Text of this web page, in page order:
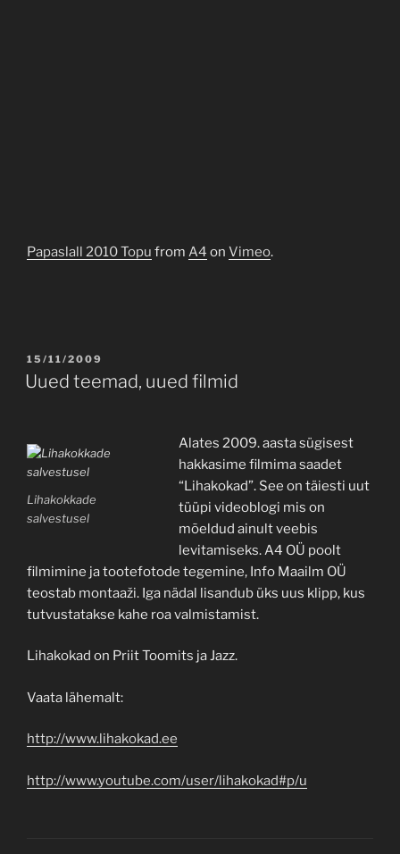
Papaslall 2010 Topu from A4 on Vimeo.
POSTED
ON
15/11/2009
Uued teemad, uued filmid
Lihakokkade
salvestusel
Alates 2009. aasta sügisest
hakkasime filmima saadet
“Lihakokad”. See on täiesti uut
tüüpi videoblogi mis on
mõeldud ainult veebis
levitamiseks. A4 OÜ poolt
filmimine ja tootefotode tegemine, Info Maailm OÜ
teostab montaaži. Iga nädal lisandub üks uus klipp, kus
tutvustatakse kahe roa valmistamist.
Lihakokad on Priit Toomits ja Jazz.
Vaata lähemalt:
http://www.lihakokad.ee
http://www.youtube.com/user/lihakokad#p/u